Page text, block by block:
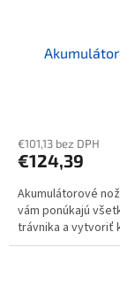
€101,13 bez DPH
€124,39
Akumulátorové
vám ponúkajú
trávnika a vytvoriť